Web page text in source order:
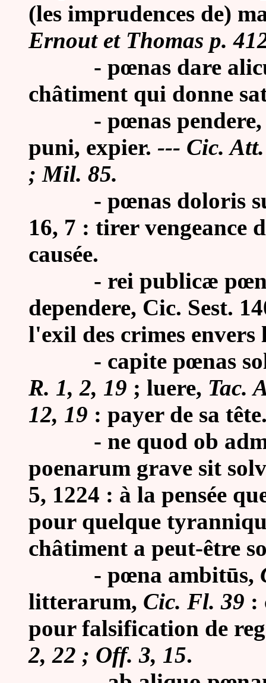
(les imprudences de)
Ernout et Thomas p.
- pœnas dare
châtiment qui donne
- pœnas
puni, expier. --- Cic.
; Mil. 85.
- pœnas doloris
16, 7 : tirer vengeance
causée.
- rei publicæ
dependere, Cic. Sest.
l'exil des crimes
- capite pœnas
R. 1, 2, 19 ; luere, Tac.
12, 19 : payer de sa
- ne quod ob
poenarum grave sit
5, 1224 : à la pensée
pour quelque
châtiment a peut-être
- pœna ambitūs,
litterarum, Cic. Fl. 39 :
pour falsification de
2, 22 ; Off. 3, 15.